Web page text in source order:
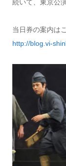
続いて、東京公
当日券の案内は
http://blog.vi-